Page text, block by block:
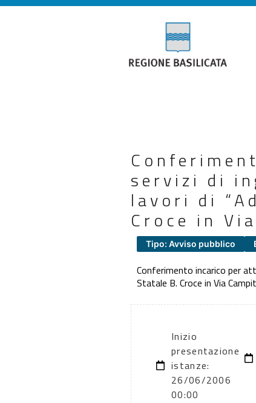
servizi di
lavori di
Croce in
Tipo: Avviso pubblico
Conferimento incarico per
Statale B. Croce in Via
Inizio
presentazione
istanze:
26/06/2006
00:00